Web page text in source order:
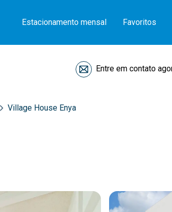
Estacionamento mensal Favoritos
Entre em contato
Village House Enya